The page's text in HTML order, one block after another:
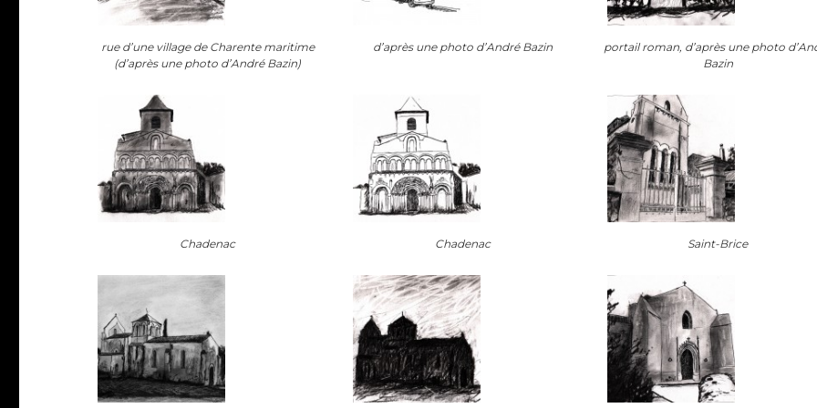
rue d’une village de Charente maritime
(d’après une photo d’André Bazin)
d’après une photo d’André Bazin
portail roman, d’après une photo
Bazin
Chadenac Chadenac Saint-Brice